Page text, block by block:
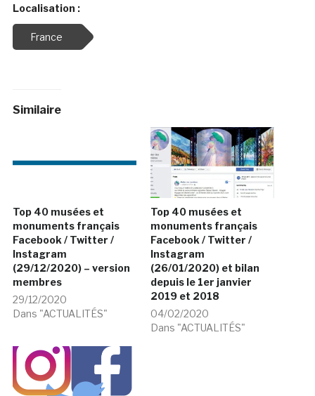
Localisation :
France
Similaire
Top 40 musées et
monuments français
Facebook / Twitter /
Instagram
(29/12/2020) – version
membres
29/12/2020
Dans "ACTUALITÉS"
Top 40 musées et
monuments français
Facebook / Twitter /
Instagram
(26/01/2020) et bilan
depuis le 1er janvier
2019 et 2018
04/02/2020
Dans "ACTUALITÉS"